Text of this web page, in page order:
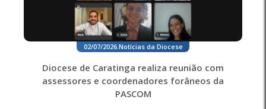
02/07/2026. Notícias da Diocese
Diocese de Caratinga realiza reunião com
assessores e coordenadores forâneos da
PASCOM